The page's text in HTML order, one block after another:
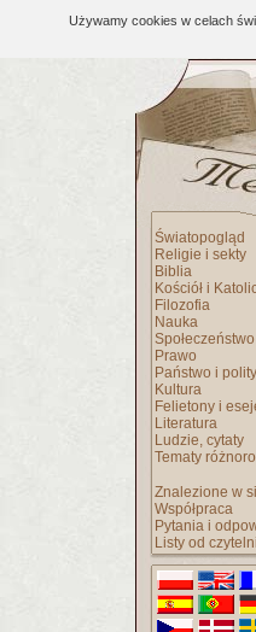
Używamy cookies w celach
Światopogląd
Religie i sekty
Biblia
Kościół i
Filozofia
Nauka
Społeczeństwo
Prawo
Państwo i
Kultura
Felietony i
Literatura
Ludzie, cytaty
Tematy
Znalezione w
Współpraca
Pytania i
Listy od